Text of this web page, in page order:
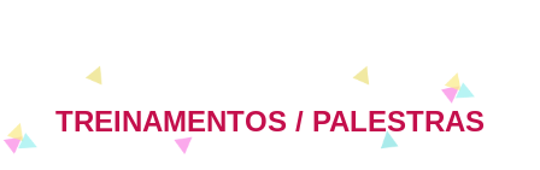
TREINAMENTOS / PALESTRAS